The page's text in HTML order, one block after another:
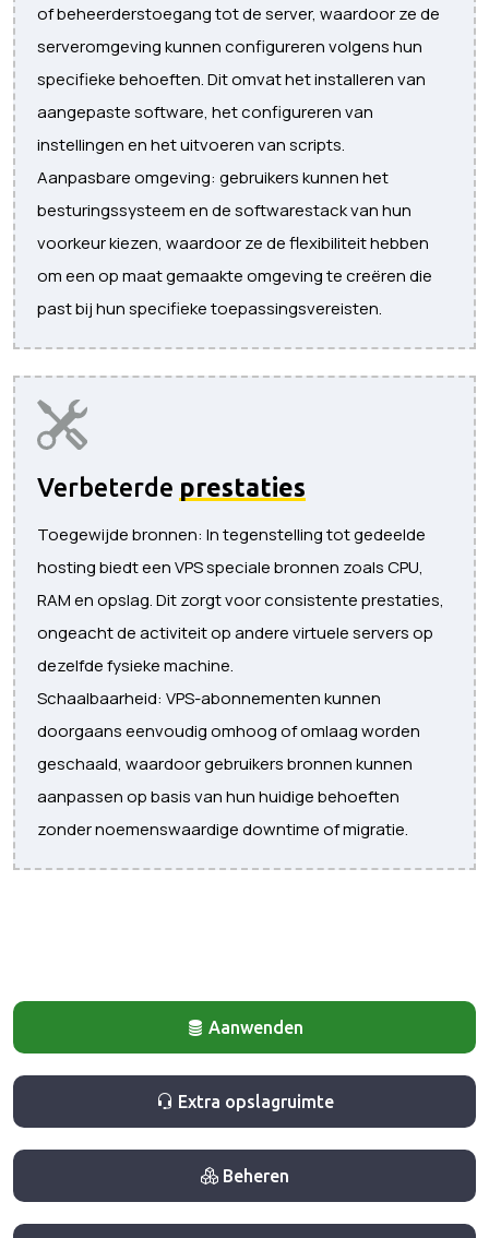
of beheerderstoegang tot de server, waardoor ze de
serveromgeving kunnen configureren volgens hun
specifieke behoeften. Dit omvat het installeren van
aangepaste software, het configureren van
instellingen en het uitvoeren van scripts.
Aanpasbare omgeving: gebruikers kunnen het
besturingssysteem en de softwarestack van hun
voorkeur kiezen, waardoor ze de flexibiliteit hebben
om een ​​op maat gemaakte omgeving te creëren die
past bij hun specifieke toepassingsvereisten.
Verbeterde prestaties
Toegewijde bronnen: In tegenstelling tot gedeelde
hosting biedt een VPS speciale bronnen zoals CPU,
RAM en opslag. Dit zorgt voor consistente prestaties,
ongeacht de activiteit op andere virtuele servers op
dezelfde fysieke machine.
Schaalbaarheid: VPS-abonnementen kunnen
doorgaans eenvoudig omhoog of omlaag worden
geschaald, waardoor gebruikers bronnen kunnen
aanpassen op basis van hun huidige behoeften
zonder noemenswaardige downtime of migratie.
Aanwenden
Extra opslagruimte
Beheren